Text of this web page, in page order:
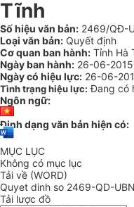
Tĩnh
Số hiệu văn bản: 2469/QĐ-
Loại văn bản: Quyết định
Cơ quan ban hành: Tỉnh Hà
Ngày ban hành: 26-06-2015
Ngày có hiệu lực: 26-06-
Tình trạng hiệu lực: Đang có
Ngôn ngữ:
Định dạng văn bản hiện có:
MỤC LỤC
Không có mục lục
Tải về (WORD)
Quyet dinh so 2469-QD-
Tải lược đồ